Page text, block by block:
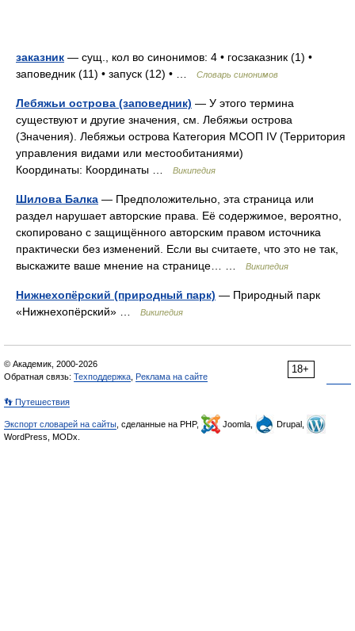
заказник — сущ., кол во синонимов: 4 • госзаказник (1) •
заповедник (11) • запуск (12) • …
Словарь синонимов
Лебяжьи острова (заповедник) — У этого термина
существуют и другие значения, см. Лебяжьи острова
(Значения). Лебяжьи острова Категория МСОП IV (Территория
управления видами или местообитаниями)
Координаты: Координаты …
Википедия
Шилова Балка — Предположительно, эта страница или
раздел нарушает авторские права. Eё содержимое, вероятно,
скопировано с защищённого авторским правом источника
практически без изменений. Если вы считаете, что это не так,
выскажите ваше мнение на странице… …
Википедия
Нижнехопёрский (природный парк) — Природный парк
«Нижнехопёрский» …
Википедия
18+
© Академик, 2000-2026
Обратная связь: Техподдержка Реклама на сайте
👣 Путешествия
Экспорт словарей на сайты , сделанные на PHP, Joomla,
Drupal,
WordPress, MODx.